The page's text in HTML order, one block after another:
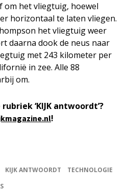
om het vliegtuig, hoewel
horizontaal te laten vliegen.
het vliegtuig weer
daarna dook de neus naar
met 243 kilometer per
in zee. Alle 88
om.
‘KIJK antwoordt’?
!
KIJK ANTWOORDT
TECHNOLOGIE